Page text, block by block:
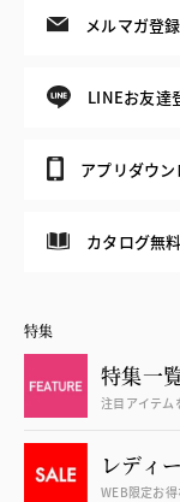
メルマガ登
LINEお友達
アプリダウン
カタログ無
特集
特集一
注目アイテム
レディ
WEB限定お